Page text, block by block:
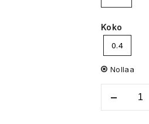
Koko
0.4
Nollaa